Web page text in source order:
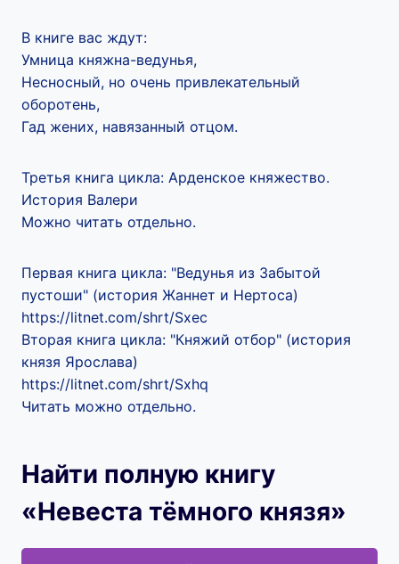
В книге вас ждут:
Умница княжна-ведунья,
Несносный, но очень привлекательный
оборотень,
Гад жених, навязанный отцом.
Третья книга цикла: Арденское княжество.
История Валери
Можно читать отдельно.
Первая книга цикла: "Ведунья из Забытой
пустоши" (история Жаннет и Нертоса)
https://litnet.com/shrt/Sxec
Вторая книга цикла: "Княжий отбор" (история
князя Ярослава)
https://litnet.com/shrt/Sxhq
Читать можно отдельно.
Найти полную книгу
«Невеста тёмного князя»